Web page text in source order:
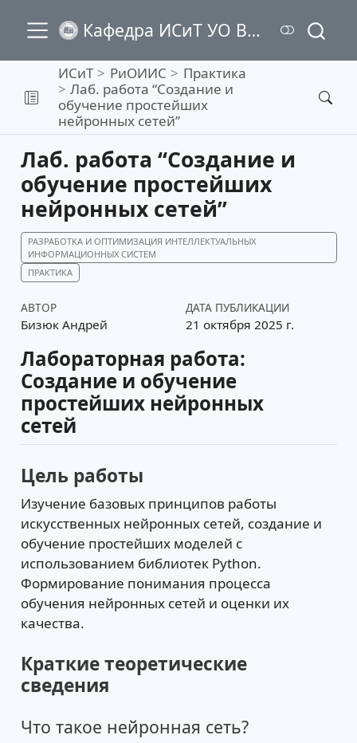
Кафедра ИСиТ УО ВГТУ
ИСиТ РиОИИС
Практика
Лаб. работа “Создание и
обучение простейших
нейронных сетей”
Лаб. работа “Создание и
обучение простейших
нейронных сетей”
РАЗРАБОТКА И ОПТИМИЗАЦИЯ ИНТЕЛЛЕКТУАЛЬНЫХ
ИНФОРМАЦИОННЫХ СИСТЕМ
ПРАКТИКА
АВТОР
Бизюк Андрей
ДАТА ПУБЛИКАЦИИ
21 октября 2025 г.
Лабораторная работа:
Создание и обучение
простейших нейронных
сетей
Цель работы
Изучение базовых принципов работы
искусственных нейронных сетей, создание и
обучение простейших моделей с
использованием библиотек Python.
Формирование понимания процесса
обучения нейронных сетей и оценки их
качества.
Краткие теоретические
сведения
Что такое нейронная сеть?